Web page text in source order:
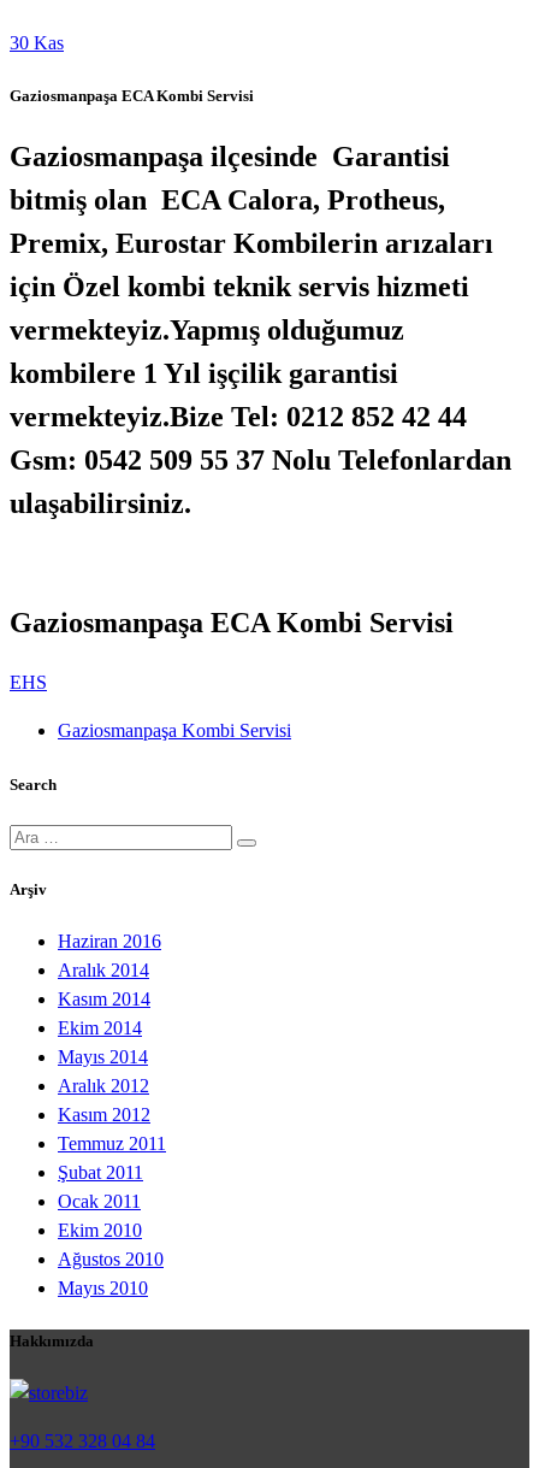
30 Kas
Gaziosmanpaşa ECA Kombi Servisi
Gaziosmanpaşa ilçesinde Garantisi
bitmiş olan ECA Calora, Protheus,
Premix, Eurostar Kombilerin arızaları
için Özel kombi teknik servis hizmeti
vermekteyiz.Yapmış olduğumuz
kombilere 1 Yıl işçilik garantisi
vermekteyiz.Bize Tel: 0212 852 42 44
Gsm: 0542 509 55 37 Nolu Telefonlardan
ulaşabilirsiniz.
Gaziosmanpaşa ECA Kombi Servisi
EHS
Gaziosmanpaşa Kombi Servisi
Search
Ara:
Arşiv
Haziran 2016
Aralık 2014
Kasım 2014
Ekim 2014
Mayıs 2014
Aralık 2012
Kasım 2012
Temmuz 2011
Şubat 2011
Ocak 2011
Ekim 2010
Ağustos 2010
Mayıs 2010
Hakkımızda
+90 532 328 04 84